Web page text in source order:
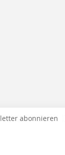
abonnieren